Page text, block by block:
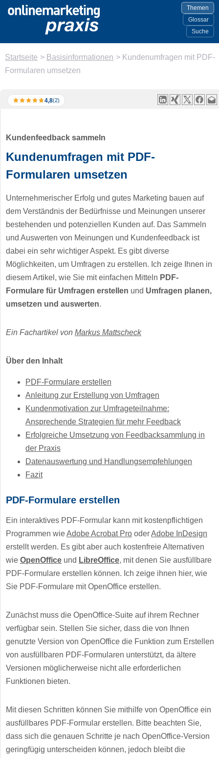
Themen
Glossar
Suche
Startseite > Basisinformationen > Kundenumfragen mit PDF-
Formularen umsetzen
4,8(2)
Kundenfeedback sammeln
Kundenumfragen mit PDF-
Formularen umsetzen
Unternehmerischer Erfolg und gutes Marketing bauen auf
dem Verständnis der Bedürfnisse und Meinungen unserer
bestehenden und potenziellen Kunden auf. Das Sammeln
und Auswerten von Meinungen und Kundenfeedback ist
dabei ein sehr wichtiger Aspekt. Es gibt diverse
Möglichkeiten, um Umfragen zu erstellen. Ich zeige Ihnen in
diesem Artikel, wie Sie mit einfachen Mitteln PDF-
Formulare für Umfragen erstellen und Umfragen planen,
umsetzen und auswerten.
Ein Fachartikel von Markus Mattscheck
Über den Inhalt
PDF-Formulare erstellen
Anleitung zur Erstellung von Umfragen
Kundenmotivation zur Umfrageteilnahme:
Ansprechende Strategien für mehr Feedback
Erfolgreiche Umsetzung von Feedbacksammlung in
der Praxis
Datenauswertung und Handlungsempfehlungen
Fazit
PDF-Formulare erstellen
Ein interaktives PDF-Formular kann mit kostenpflichtigen
Programmen wieAdobe Acrobat Pro oderAdobe InDesign
erstellt werden. Es gibt aber auch kostenfreie Alternativen
wie OpenOffice und LibreOffice, mit denen Sie ausfüllbare
PDF-Formulare erstellen können. Ich zeige ihnen hier, wie
Sie PDF-Formulare mit OpenOffice erstellen.
Zunächst muss die OpenOffice-Suite auf ihrem Rechner
verfügbar sein. Stellen Sie sicher, dass die von Ihnen
genutzte Version von OpenOffice die Funktion zum Erstellen
von ausfüllbaren PDF-Formularen unterstützt, da ältere
Versionen möglicherweise nicht alle erforderlichen
Funktionen bieten.
Mit diesen Schritten können Sie mithilfe von OpenOffice ein
ausfüllbares PDF-Formular erstellen. Bitte beachten Sie,
dass sich die genauen Schritte je nach OpenOffice-Version
geringfügig unterscheiden können, jedoch bleibt die